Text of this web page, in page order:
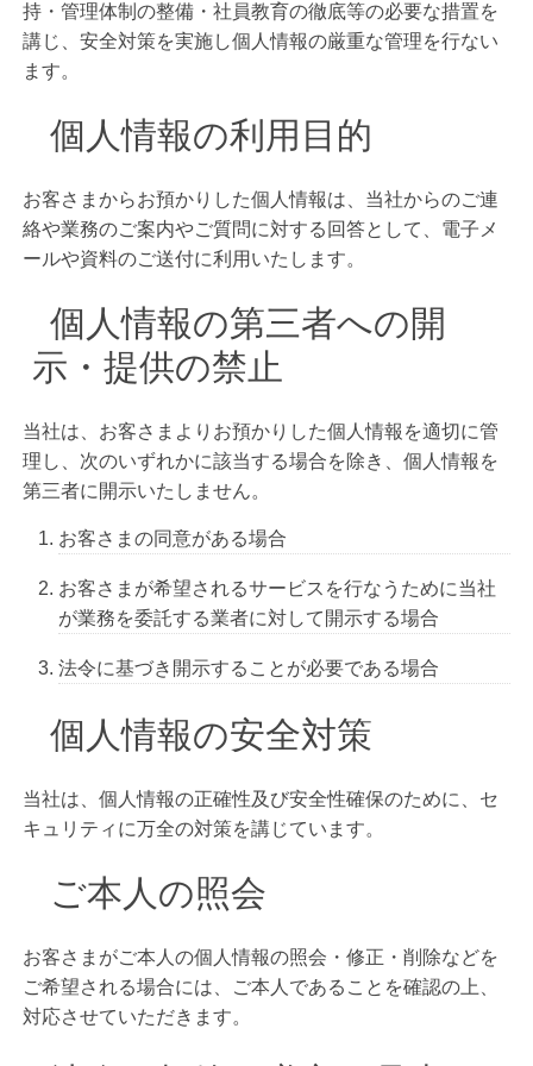
持・管理体制の整備・社員教育の徹底等の必要な措置を
講じ、安全対策を実施し個人情報の厳重な管理を行ない
ます。
個人情報の利用目的
お客さまからお預かりした個人情報は、当社からのご連
絡や業務のご案内やご質問に対する回答として、電子メ
ールや資料のご送付に利用いたします。
個人情報の第三者への開
示・提供の禁止
当社は、お客さまよりお預かりした個人情報を適切に管
理し、次のいずれかに該当する場合を除き、個人情報を
第三者に開示いたしません。
お客さまの同意がある場合
お客さまが希望されるサービスを行なうために当社
が業務を委託する業者に対して開示する場合
法令に基づき開示することが必要である場合
個人情報の安全対策
当社は、個人情報の正確性及び安全性確保のために、セ
キュリティに万全の対策を講じています。
ご本人の照会
お客さまがご本人の個人情報の照会・修正・削除などを
ご希望される場合には、ご本人であることを確認の上、
対応させていただきます。